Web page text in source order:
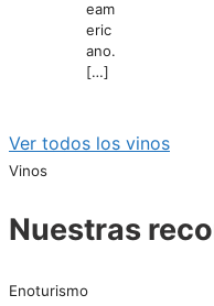
eam
eric
ano.
[…]
Ver todos los vinos
Vinos
Nuestras
Enoturismo